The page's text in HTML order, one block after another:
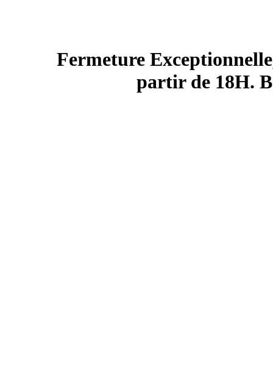
Fermeture
partir de 18H.